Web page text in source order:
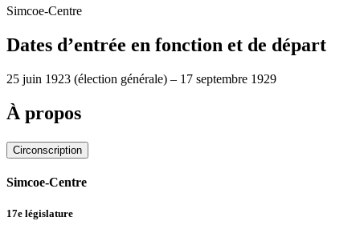
Simcoe-Centre
Dates d’entrée en fonction et de départ
25 juin 1923 (élection générale) – 17 septembre 1929
À propos
Circonscription
Simcoe-Centre
17e législature